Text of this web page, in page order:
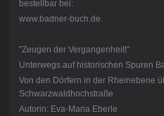
bestellbar bei:
www.badner-buch.de
"Zeugen der Vergangenheit!"
Unterwegs auf historischen Spuren
Von den Dörfern in der Rheinebene
Schwarzwaldhochstraße
Autorin: Eva-Maria Eberle